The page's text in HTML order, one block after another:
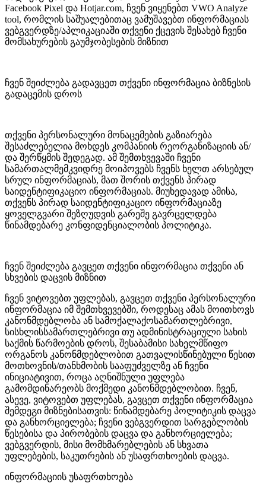
Facebook Pixel და Hotjar.com, ჩვენ ვიყენებთ VWO Analyze
tool, რომლის საშუალებითაც ვამუშავებთ ინფორმაციას
ვებგვერდზე/აპლიკაციაში თქვენი ქცევის შესახებ ჩვენი
მომსახურების გაუმჯობესების მიზნით
ჩვენ შეიძლება გადავცეთ თქვენი ინფორმაცია ბიზნესის
გადაცემის დროს
თქვენი პერსონალური მონაცემების გაზიარება
შესაძლებელია მოხდეს კომპანიის რეორგანიზაციის ან/
და შერწყმის შედეგად. ამ შემთხვევაში ჩვენი
სამართალმემკვიდრე მოიპოვებს ჩვენს ხელთ არსებულ
სრულ ინფორმაციას, მათ შორის თქვენს პირად
საიდენტიფიკაციო ინფორმაციას. მიუხედავად ამისა,
თქვენს პირად საიდენტიფიკაციო ინფორმაციაზე
ყოველგვარი შეზღუდვის გარეშე გავრცელდება
წინამდებარე კონფიდენციალობის პოლიტიკა.
ჩვენ შეიძლება გავცეთ თქვენი ინფორმაცია თქვენი ან
სხვების დაცვის მიზნით
ჩვენ ვიტოვებთ უფლებას, გავცეთ თქვენი პერსონალური
ინფორმაცია იმ შემთხვევებში, როდესაც ამას მოითხოვს
კანონმდებლობა ან სამოქალაქოსამართლებრივი,
სისხლისსამართლებრივი თუ ადმინისტრაციული სახის
საქმის წარმოების დროს, შესაბამისი სახელმწიფო
ორგანოს კანონმდებლობით გათვალისწინებული წესით
მოთხოვნის/თანხმობის სააფუძველზე ან ჩვენი
ინიციატივით, როცა აღნიშნული უფლება
გამომდინარეობს მოქმედი კანონმდებლობით. ჩვენ,
ასევე, ვიტოვებთ უფლებას, გავცეთ თქვენი ინფორმაცია
შემდეგი მიზნებისათვის: წინამდებარე პოლიტიკის დაცვა
და განხორციელება; ჩვენი ვებგვერდით სარგებლობის
წესებისა და პირობების დაცვა და განხორციელება;
ვებგვერდის, მისი მომხმარებლების ან სხვათა
უფლებების, საკუთრების ან უსაფრთხოების დაცვა.
ინფორმაციის უსაფრთხოება